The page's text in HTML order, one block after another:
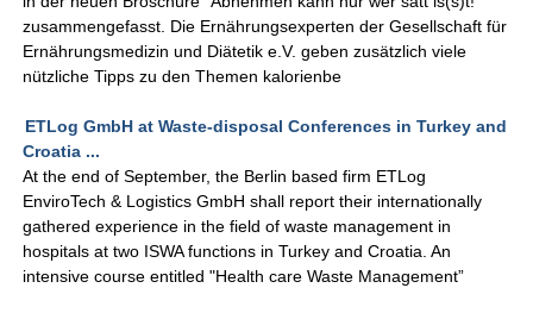
zusammengefasst. Die Ernährungsexperten der Gesellschaft für
Ernährungsmedizin und Diätetik e.V. geben zusätzlich viele
nützliche Tipps zu den Themen kalorienbe
ETLog GmbH at Waste-disposal Conferences in Turkey and
Croatia ...
At the end of September, the Berlin based firm ETLog
EnviroTech & Logistics GmbH shall report their internationally
gathered experience in the field of waste management in
hospitals at two ISWA functions in Turkey and Croatia. An
intensive course entitled "Health care Waste Management”